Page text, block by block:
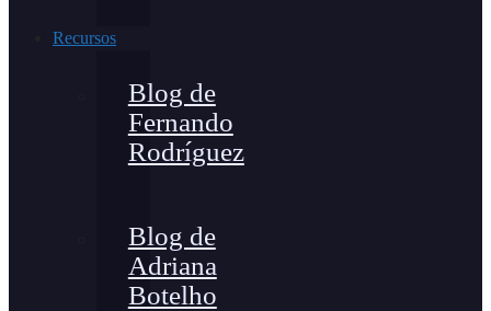
Recursos
Blog de
Fernando
Rodríguez
Blog de
Adriana
Botelho